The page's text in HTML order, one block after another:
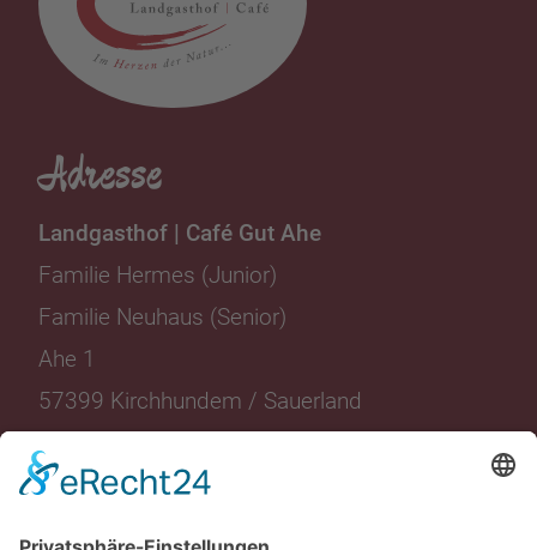
Adresse
Landgasthof | Café Gut Ahe
Familie Hermes (Junior)
Familie Neuhaus (Senior)
Ahe 1
57399 Kirchhundem / Sauerland
Landgasthof
Restaurant
Angebote